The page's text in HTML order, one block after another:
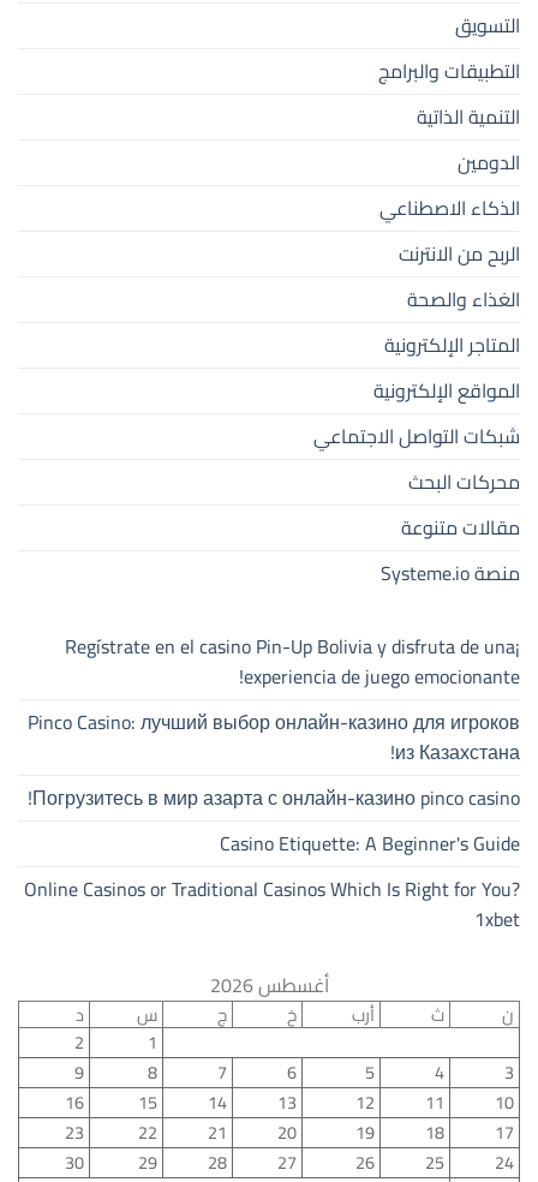
التسويق
التطبيقات والبرامج
التنمية الذاتية
الدومين
الذكاء الاصطناعي
الربح من الانترنت
الغذاء والصحة
المتاجر الإلكترونية
المواقع الإلكترونية
شبكات التواصل الاجتماعي
محركات البحث
مقالات متنوعة
منصة Systeme.io
¡Regístrate en el casino Pin-Up Bolivia y disfruta de una
experiencia de juego emocionante!
Pinco Casino: лучший выбор онлайн-казино для игроков
из Казахстана!
Погрузитесь в мир азарта с онлайн-казино pinco casino!
Casino Etiquette: A Beginner's Guide
Online Casinos or Traditional Casinos Which Is Right for You?
1xbet
أغسطس 2026
ن ث أرب خ ج س
د
1
2
3
4
5
6
7
8
9
10
11
12
13
14
15
16
17
18
19
20
21
22
23
24
25
26
27
28
29
30